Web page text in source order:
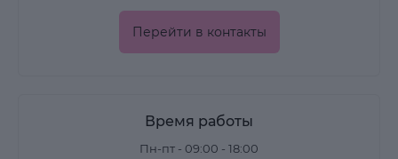
Перейти в контакты
Время работы
Пн-пт - 09:00 - 18:00